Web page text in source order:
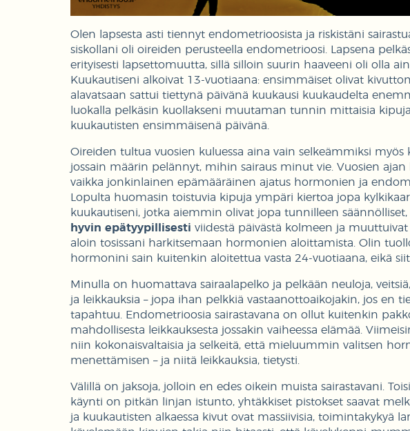
Olen lapsesta asti tiennyt endometrioosista ja riskistäni
siskollani oli oireiden perusteella endometrioosi. Lapsena
erityisesti lapsettomuutta, sillä silloin suurin haaveeni oli olla
Kuukautiseni alkoivat 13-vuotiaana: ensimmäiset olivat
alavatsaan sattui tiettynä päivänä kuukausi kuukaudelta
luokalla pelkäsin kuollakseni muutaman tunnin mittaisia
kuukautisten ensimmäisenä päivänä.
Oireiden tultua vuosien kuluessa aina vain selkeämmiksi
jossain määrin pelännyt, mihin sairaus minut vie. Vuosien
vaikka jonkinlainen epämääräinen ajatus hormonien ja
Lopulta huomasin toistuvia kipuja ympäri kiertoa jopa
kuukautiseni, jotka aiemmin olivat jopa tunnilleen
hyvin epätyypillisesti viidestä päivästä kolmeen ja
aloin tosissani harkitsemaan hormonien aloittamista. Olin
hormonini sain kuitenkin aloitettua vasta 24-vuotiaana, eikä
Minulla on huomattava sairaalapelko ja pelkään neuloja,
ja leikkauksia – jopa ihan pelkkiä vastaanottoaikojakin, jos en
tapahtuu. Endometrioosia sairastavana on ollut kuitenkin
mahdollisesta leikkauksesta jossakin vaiheessa elämää.
niin kokonaisvaltaisia ja selkeitä, että mieluummin valitsen
menettämisen – ja niitä leikkauksia, tietysti.
Välillä on jaksoja, jolloin en edes oikein muista sairastavani.
käynti on pitkän linjan istunto, yhtäkkiset pistokset saavat
ja kuukautisten alkaessa kivut ovat massiivisia, toimintakykyä